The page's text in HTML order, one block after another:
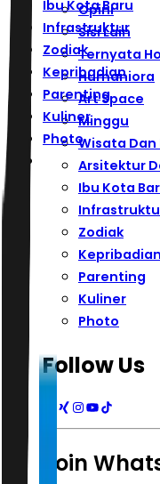
Ibu Kota Baru
Infrastruktur
Zodiak
Kepribadian
Parenting
Kuliner
Photo
Opini
Sisi Lain
Ternyata
Humaniora
Art Space
Minggu
Wisata Dan
Arsitektur
Ibu Kota
Zodiak
Kepribadian
Parenting
Kuliner
Photo
Follow Us
Join